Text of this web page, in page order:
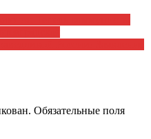
Обязательные поля